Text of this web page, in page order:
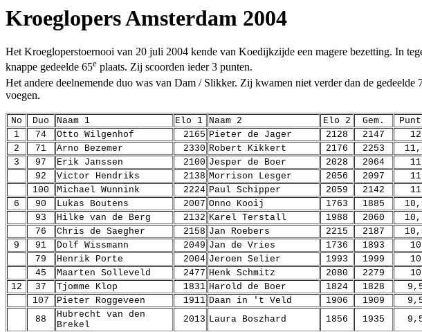
Kroeglopers Amsterdam 2004
Het Kroegloperstoernooi van 20 juli 2004 kende van Koedijkzijde een magere bezetting. In
knappe gedeelde 65e plaats. Zij scoorden ieder 3 punten.
Het andere deelnemende duo was van Dam / Slikker. Zij kwamen niet verder dan de gedeelde
voegen.
No Duo Naam 1 Elo 1 Naam 2 Elo 2 Gem.
1
74 Otto Wilgenhof 2165 Pieter de Jager 2128 2147
12
2
71 Arno Bezemer 2330 Robert Kikkert 2176 2253
3
97 Erik Janssen 2100 Jesper de Boer 2028 2064
11
92
Victor Hendriks 2138 Morrison Lesger 2056 2097
11
100
Michael Wunnink 2224 Paul Schipper 2059 2142
11
6
90 Lukas Boutens 2007 Onno Kooij 1763 1885
93
Hilke van de Berg 2132 Karel Terstall 1988 2060
76
Chris de Saegher 2158 Jan Roebers 2215 2187
9
91 Dolf Wissmann 2049 Jan de Vries 1736 1893
10
79
Henrik Porte 2004 Jeroen Selier 1993 1999
10
45
Maarten Solleveld 2477 Henk Schmitz 2080 2279
10
12
37 Tjomme Klop 1831 Harold de Boer 1824 1828
107
Pieter Roggeveen 1911 Daan in 't Veld 1906 1909
88
Hubrecht van den
Brekel
2013 Laura Boszhard 1856 1935